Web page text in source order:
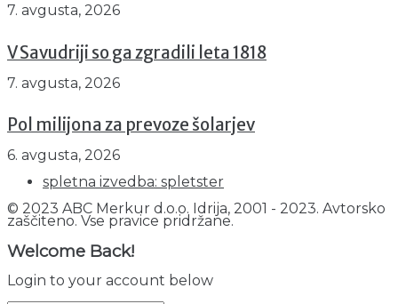
7. avgusta, 2026
V Savudriji so ga zgradili leta 1818
7. avgusta, 2026
Pol milijona za prevoze šolarjev
6. avgusta, 2026
spletna izvedba: spletster
© 2023 ABC Merkur d.o.o. Idrija, 2001 - 2023. Avtorsko
zaščiteno. Vse pravice pridržane.
Welcome Back!
Login to your account below